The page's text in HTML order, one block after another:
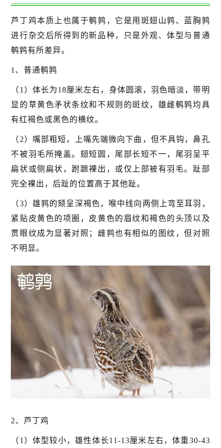
芦丁鸡本质上也属于鹌鹑，它是用斑翅山鹑、蓝胸鹑
进行杂交后所得到的新品种，只是外观、体型与普通
鹌鹑有所差异。
1、普通鹌鹑
（1）体长为18厘米左右，身体圆滚，羽色暗淡，带明
显的草黄色矛状条纹和不规则的斑纹，雄雌鹌鹑均具
有红褐色或黑色的横纹。
（2）嘴部粗短，上嘴先端微向下曲，但不具钩，鼻孔
不被羽毛所掩盖。翅短圆，尾部长短不一，尾羽呈平
扁状或侧扁状，跗蹠裸出，或仅上部被有羽毛。趾部
完全裸出，后趾的位置高于其他趾。
（3）雄鹑的颏呈深褐色，喉中线向两侧上弯至耳羽，
紧贴皮黄色的项圈，皮黄色的眉纹和褐色的头顶以及
贯眼纹成为显著对照；雌鹑也有相似的图纹，但对照
不明显。
2、芦丁鸡
（1）体型较小，雄性体长11-13厘米左右，体重30-43